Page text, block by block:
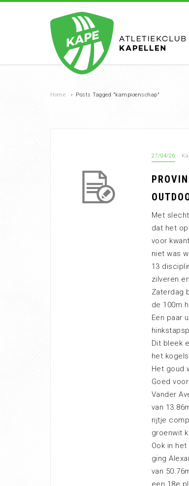
Home › Posts Tagged "kampioenschap"
27/04/26
Met
dat het
voor
niet was
13
zilveren
Zaterdag
de 100m
Een paar
Dit bleek
het
Het goud
Goed
Vander
van
rijtje
groenwit
Ook in
ging
van
een 18e